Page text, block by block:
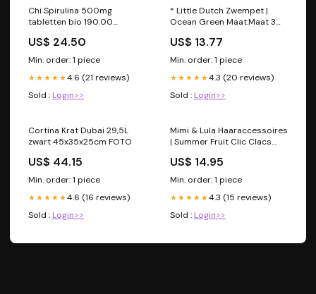
Chi Spirulina 500mg
tabletten bio 190.00
Toilet
US$ 24.50
Min. order: 1 piece
★★★★★4.6 (21 reviews)
Sold : Login>>
* Little Dutch Zwempet |
Ocean Green Maat:Maat 3
US$ 13.77
Min. order: 1 piece
★★★★★4.3 (20 reviews)
Sold : Login>>
Cortina Krat Dubai 29,5L
zwart 45x35x25cm FOTO
US$ 44.15
Min. order: 1 piece
★★★★★4.6 (16 reviews)
Sold : Login>>
Mimi & Lula Haaraccessoires
| Summer Fruit Clic Clacs
US$ 14.95
Min. order: 1 piece
★★★★★4.3 (15 reviews)
Sold : Login>>